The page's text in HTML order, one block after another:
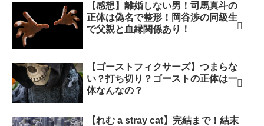
【感想】離婚しない男！司馬真斗の
正体は偽名で整形！岡谷渉の同級生
で父親と血縁関係あり！
【ゴーストフィクサーズ】つまらな
い？打ち切り？ゴーストの正体は一
体なんなの？
【れむ a stray cat】完結まで！結末